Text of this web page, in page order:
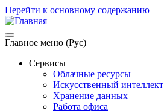
Перейти к основному содержанию
Главное меню (Рус)
Сервисы
Облачные ресурсы
Искусственный интеллект
Хранение данных
Работа офиса